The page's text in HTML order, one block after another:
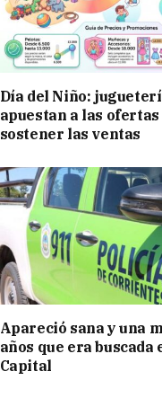
Día del Niño:
apuestan a las
sostener las ventas
Apareció sana y una
años que era buscada
Capital